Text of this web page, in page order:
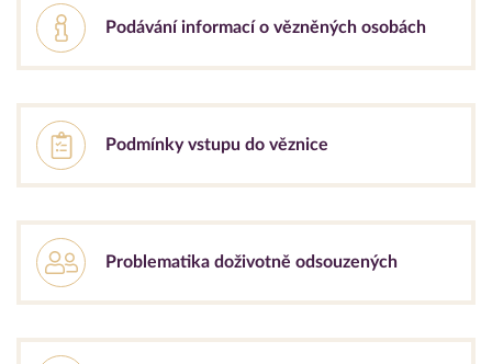
Podávání informací o vězněných osobách
Podmínky vstupu do věznice
Problematika doživotně odsouzených